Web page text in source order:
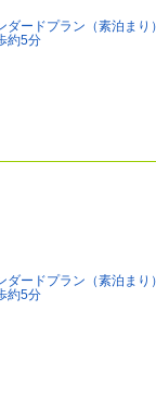
ダードプラン（素泊ま
約5分
ダードプラン（素泊ま
約5分